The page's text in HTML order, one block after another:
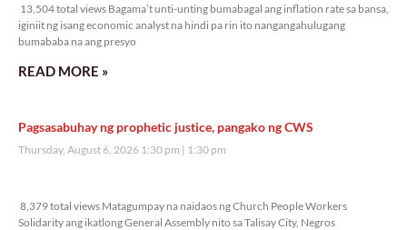
13,504 total views Bagama’t unti-unting bumabagal ang inflation rate sa bansa,
iginiit ng isang economic analyst na hindi pa rin ito nangangahulugang
bumababa na ang presyo
READ MORE »
Pagsasabuhay ng prophetic justice, pangako ng CWS
Thursday, August 6, 2026 1:30 pm 1:30 pm
8,379 total views Matagumpay na naidaos ng Church People Workers
Solidarity ang ikatlong General Assembly nito sa Talisay City, Negros